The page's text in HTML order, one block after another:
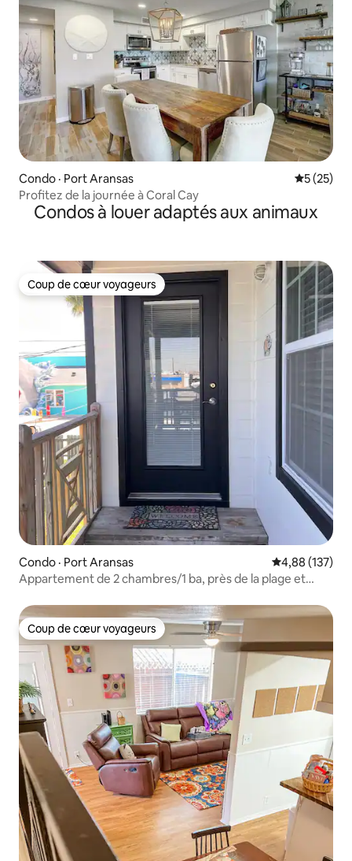
Condo · Port Aransas Note
5 (25)
Profitez de la journée à Coral Cay
Condos à louer adaptés aux animaux
Coup de cœur voyageurs
Coup de cœur voyageurs
Condo · Port Aransas Note
4,88 (137)
Appartement de 2 chambres/1 ba, près de la plage et
Coup de cœur voyageurs
Coup de cœur voyageurs